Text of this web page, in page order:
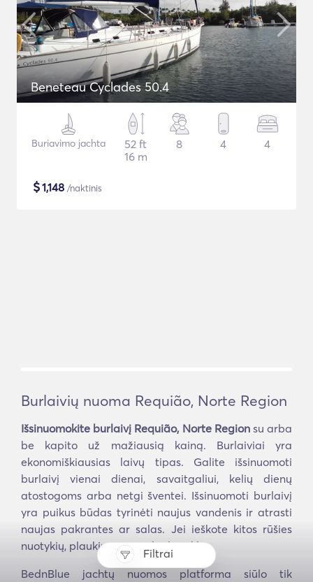
Filtrai
Beneteau Cyclades 50.4
Buriavimo jachta
52 ft
16 m
8 4 4
$1,148 /naktinis
Burlaivių nuoma Requião, Norte Region
Išsinuomokite burlaivį Requião, Norte Regionsu arba
be kapito už mažiausią kainą. Burlaiviai yra
ekonomiškiausias laivų tipas. Galite išsinuomoti
burlaivį vienai dienai, savaitgaliui, kelių dienų
atostogoms arba netgi šventei. Išsinuomoti burlaivį
yra puikus būdas tyrinėti naujus vandenis ir atrasti
naujas pakrantes ar salas. Jei ieškote kitos rūšies
nuotykių, plaukimas yra ideali veikla.
BednBlue jachtų nuomos platforma siūlo tik